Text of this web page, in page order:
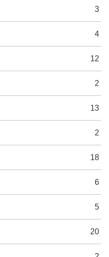
3
4
12
2
13
2
18
6
5
20